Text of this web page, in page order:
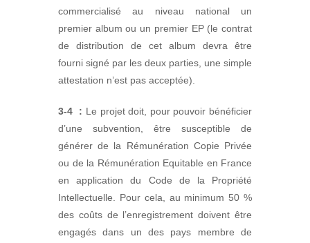
commercialisé au niveau national un
premier album ou un premier EP (le contrat
de distribution de cet album devra être
fourni signé par les deux parties, une simple
attestation n’est pas acceptée).
3-4 : Le projet doit, pour pouvoir bénéficier
d’une subvention, être susceptible de
générer de la Rémunération Copie Privée
ou de la Rémunération Equitable en France
en application du Code de la Propriété
Intellectuelle. Pour cela, au minimum 50 %
des coûts de l’enregistrement doivent être
engagés dans un des pays membre de